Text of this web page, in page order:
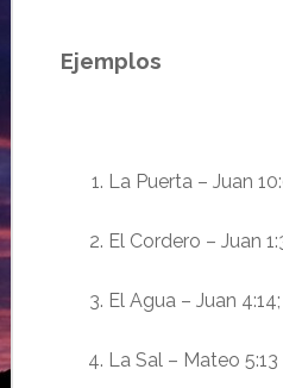
Ejemplos
La Puerta – Juan
El Cordero – Juan
El Agua – Juan
La Sal – Mateo 5:13